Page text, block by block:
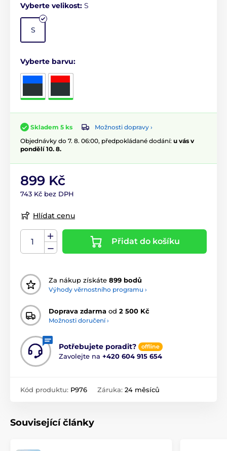
Vyberte velikost: S
S
Vyberte barvu:
Skladem 5 ks
Možnosti dopravy ›
Objednávky do 7. 8. 06:00, předpokládané dodání: u vás v
pondělí 10. 8.
899 Kč
743 Kč bez DPH
Hlídat cenu
Přidat do košíku
Za nákup získáte 899 bodů
Výhody věrnostního programu ›
Doprava zdarma od 2 500 Kč
Možnosti doručení ›
Potřebujete poradit? offline
Zavolejte na +420 604 915 654
Kód produktu: P976 Záruka: 24 měsíců
Související články